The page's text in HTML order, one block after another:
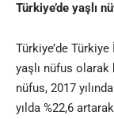
Türkiye’de yaşlı
Türkiye’de
yaşlı nüfus olarak
nüfus, 2017
yılda %22,6